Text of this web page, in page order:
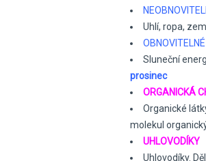
Uhlí, ropa,
Sluneční
prosinec
ORGANICKÁ
Organické
molekul
UHLOVODÍKY
Uhlovodíky.